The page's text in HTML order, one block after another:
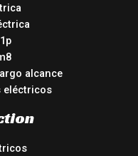
alcance
eléctricos